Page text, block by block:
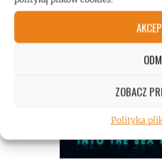
ZOBACZ
Polityka